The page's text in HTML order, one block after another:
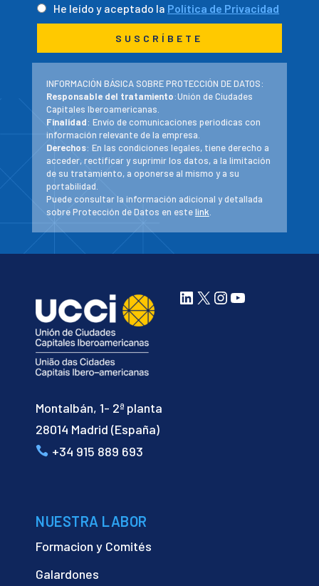
He leído y aceptado la Política de Privacidad
INFORMACIÓN BÁSICA SOBRE PROTECCIÓN DE DATOS:
Responsable del tratamiento:Unión de Ciudades
Capitales Iberoamericanas.
Finalidad: Envío de comunicaciones periodicas con
información relevante de la empresa.
Derechos: En las condiciones legales, tiene derecho a
acceder, rectificar y suprimir los datos, a la limitación
de su tratamiento, a oponerse al mismo y a su
portabilidad.
Puede consultar la información adicional y detallada
sobre Protección de Datos en estelink
Montalbán, 1- 2ª planta
28014 Madrid (España)
+34 915 889 693
LinkedIn
X Instagram
YouTube
NUESTRA LABOR
Formacion y Comités
Galardones